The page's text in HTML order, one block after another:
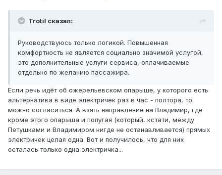
Trotil сказал:
Руководствуюсь только логикой. Повышенная
комфортность не является социально значимой услугой,
это дополнительные услуги сервиса, оплачиваемые
отдельно по желанию пассажира.
Если речь идёт об ожерельевском опарыше, у которого есть
альтернатива в виде электричек раз в час - полтора, то
можно согласиться. А взять направление на Владимир, где
кроме этого опарыша и попугая (который, кстати, между
Петушками и Владимиром нигде не останавливается) прямых
электричек целая одна. Вот и получилось, что для них
осталась только одна электричка...